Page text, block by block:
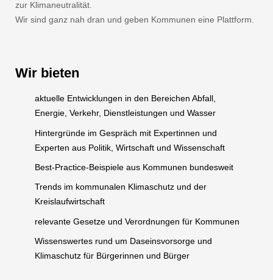
zur Klimaneutralität.
Wir sind ganz nah dran und geben Kommunen eine Plattform.
Wir bieten
aktuelle Entwicklungen in den Bereichen Abfall,
Energie, Verkehr, Dienstleistungen und Wasser
Hintergründe im Gespräch mit Expertinnen und
Experten aus Politik, Wirtschaft und Wissenschaft
Best-Practice-Beispiele aus Kommunen bundesweit
Trends im kommunalen Klimaschutz und der
Kreislaufwirtschaft
relevante Gesetze und Verordnungen für Kommunen
Wissenswertes rund um Daseinsvorsorge und
Klimaschutz für Bürgerinnen und Bürger